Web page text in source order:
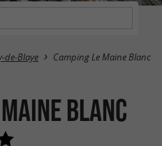
de-Blaye Camping Le Maine Blanc
Blanc